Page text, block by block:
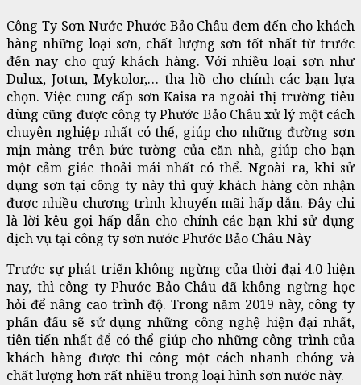
Công Ty Sơn Nước Phước Bảo Châu đem đến cho khách
hàng những loại sơn, chất lượng sơn tốt nhất từ trước
đến nay cho quý khách hàng. Với nhiều loại sơn như
Dulux, Jotun, Mykolor,… tha hồ cho chính các bạn lựa
chọn. Việc cung cấp sơn Kaisa ra ngoài thị trường tiêu
dùng cũng được công ty Phước Bảo Châu xử lý một cách
chuyên nghiệp nhất có thể, giúp cho những đường sơn
mịn màng trên bức tường của căn nhà, giúp cho bạn
một cảm giác thoải mái nhất có thể. Ngoài ra, khi sử
dụng sơn tại công ty này thì quý khách hàng còn nhận
được nhiều chương trình khuyến mãi hấp dẫn. Đây chi
là lời kêu gọi hấp dẫn cho chính các bạn khi sử dụng
dịch vụ tại công ty sơn nước Phước Bảo Châu Này
Trước sự phát triển không ngừng của thời đại 4.0 hiện
nay, thì công ty Phước Bảo Châu đã không ngừng học
hỏi để nâng cao trình độ. Trong năm 2019 này, công ty
phấn đấu sẽ sử dụng những công nghệ hiện đại nhất,
tiên tiến nhất để có thể giúp cho những công trình của
khách hàng được thi công một cách nhanh chóng và
chất lượng hơn rất nhiều trong loại hình sơn nước này.